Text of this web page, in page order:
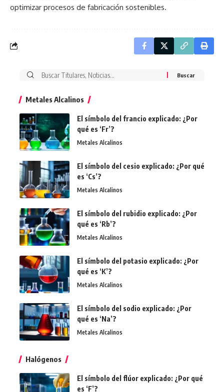
optimizar procesos de fabricación sostenibles.
Buscar:
Metales Alcalinos
El símbolo del francio explicado: ¿Por
qué es ‘Fr’?
Metales Alcalinos
El símbolo del cesio explicado: ¿Por qué
es ‘Cs’?
Metales Alcalinos
El símbolo del rubidio explicado: ¿Por
qué es ‘Rb’?
Metales Alcalinos
El símbolo del potasio explicado: ¿Por
qué es ‘K’?
Metales Alcalinos
El símbolo del sodio explicado: ¿Por
qué es ‘Na’?
Metales Alcalinos
Halógenos
El símbolo del flúor explicado: ¿Por qué
es ‘F’?